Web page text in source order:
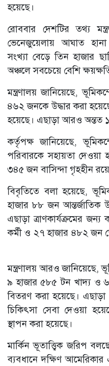
হয়েছে।
রোববার দেশটির তথ্য
ভেনেজুয়েলায় আঘাত
সংখ্যা বেড়ে তিন হাজার
অঞ্চলে সবচেয়ে বেশি
মন্ত্রণালয় জানিয়েছে,
৪৬২ জনকে উদ্ধার করা
হয়েছে। এছাড়া আরও অন্তত
কর্তৃপক্ষ জানিয়েছে,
পরিবারকে সহায়তা দেওয়া
৩৪৫ জন বাসিন্দা গৃহহীন
বিবৃতিতে বলা হয়েছে,
হাজার ৮৮ জন আন্তর্জাতিক
এছাড়া ত্রাণকার্যক্রমের
কর্মী ও ২৭ হাজার ৪৮২ জন
মন্ত্রণালয় আরও জানিয়েছে,
৯ হাজার ৫৮৫ টন খাদ্য ও
বিতরণ করা হয়েছে।
চিকিৎসা সেবা দেওয়া
স্থাপন করা হয়েছে।
মার্কিন ভূতাত্ত্বিক জরিপ
ব্যবধানে দক্ষিণ